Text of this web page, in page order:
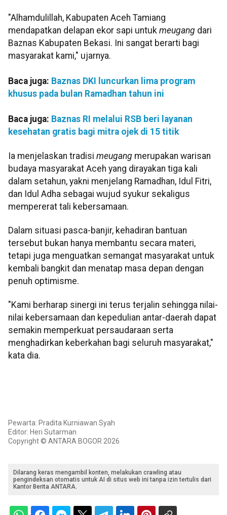
"Alhamdulillah, Kabupaten Aceh Tamiang
mendapatkan delapan ekor sapi untuk meugang dari
Baznas Kabupaten Bekasi. Ini sangat berarti bagi
masyarakat kami," ujarnya.
Baca juga: Baznas DKI luncurkan lima program
khusus pada bulan Ramadhan tahun ini
Baca juga: Baznas RI melalui RSB beri layanan
kesehatan gratis bagi mitra ojek di 15 titik
Ia menjelaskan tradisi meugang merupakan warisan
budaya masyarakat Aceh yang dirayakan tiga kali
dalam setahun, yakni menjelang Ramadhan, Idul Fitri,
dan Idul Adha sebagai wujud syukur sekaligus
mempererat tali kebersamaan.
Dalam situasi pasca-banjir, kehadiran bantuan
tersebut bukan hanya membantu secara materi,
tetapi juga menguatkan semangat masyarakat untuk
kembali bangkit dan menatap masa depan dengan
penuh optimisme.
"Kami berharap sinergi ini terus terjalin sehingga nilai-
nilai kebersamaan dan kepedulian antar-daerah dapat
semakin memperkuat persaudaraan serta
menghadirkan keberkahan bagi seluruh masyarakat,"
kata dia.
Pewarta: Pradita Kurniawan Syah
Editor: Heri Sutarman
Copyright © ANTARA BOGOR 2026
Dilarang keras mengambil konten, melakukan crawling atau
pengindeksan otomatis untuk AI di situs web ini tanpa izin tertulis dari
Kantor Berita ANTARA.